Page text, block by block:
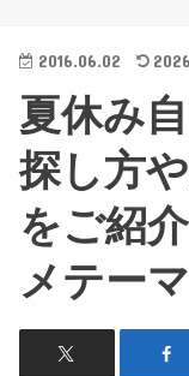
2016.06.02
夏休み
探し方
をご紹
メテー